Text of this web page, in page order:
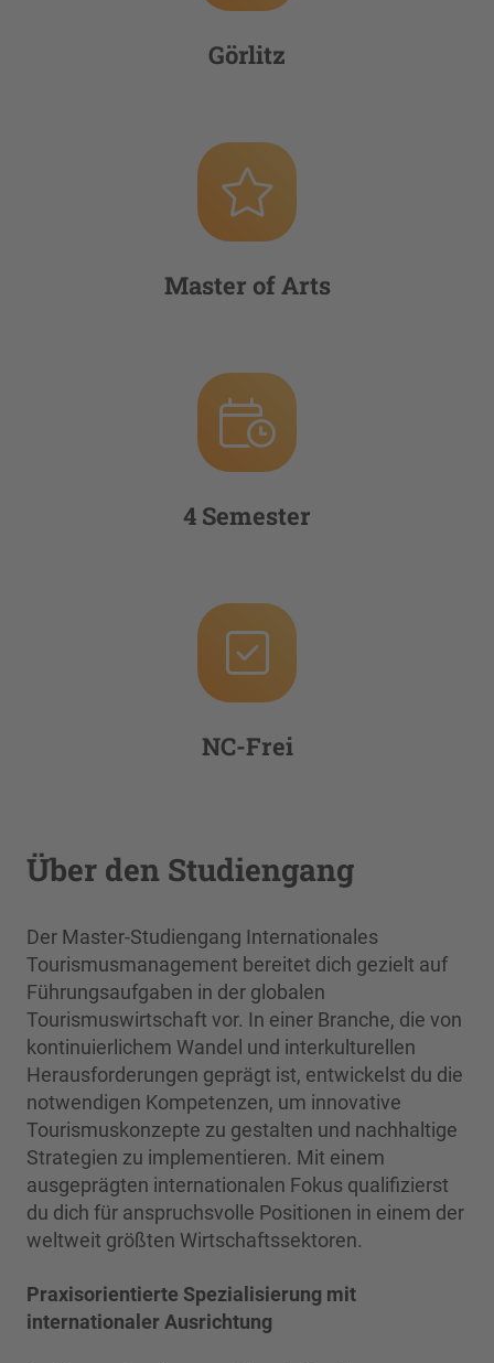
Görlitz
Master of Arts
4 Semester
NC-Frei
Über den Studiengang
Der Master-Studiengang Internationales
Tourismusmanagement bereitet dich gezielt auf
Führungsaufgaben in der globalen
Tourismuswirtschaft vor. In einer Branche, die von
kontinuierlichem Wandel und interkulturellen
Herausforderungen geprägt ist, entwickelst du die
notwendigen Kompetenzen, um innovative
Tourismuskonzepte zu gestalten und nachhaltige
Strategien zu implementieren. Mit einem
ausgeprägten internationalen Fokus qualifizierst
du dich für anspruchsvolle Positionen in einem der
weltweit größten Wirtschaftssektoren.
Praxisorientierte Spezialisierung mit
internationaler Ausrichtung